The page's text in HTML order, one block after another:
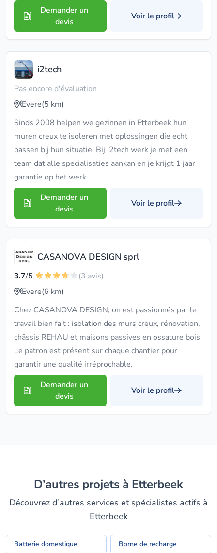
Demander un
devis
Voir le profil
i2tech
Pas encore d'évaluation
Evere(5 km)
Sinds 2008 helpen we gezinnen in Etterbeek hun
muren creux te isoleren met oplossingen die echt
passen bij hun situatie. Bij i2tech werk je met een
team dat alle specialisaties aankan en je krijgt 1 jaar
garantie op het werk.
Demander un
devis
Voir le profil
CASANOVA DESIGN sprl
3.7/5
(3 avis)
Evere(6 km)
Chez CASANOVA DESIGN, on est passionnés par le
travail bien fait : isolation des murs creux, rénovation,
châssis REHAU et maisons passives en ossature bois.
Le patron est présent sur chaque chantier pour
garantir une qualité irréprochable.
Demander un
devis
Voir le profil
D’autres projets à Etterbeek
Découvrez d’autres services et spécialistes actifs à
Etterbeek
Batterie domestique Borne de recharge